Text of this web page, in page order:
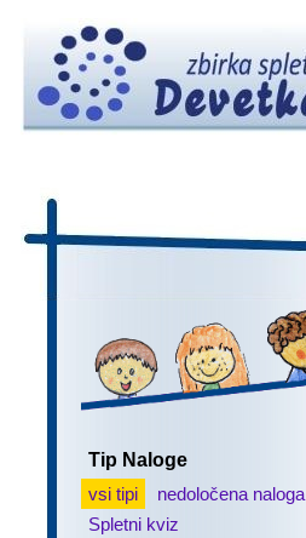
Tip Naloge
vsi tipi
nedoločena naloga
Spletni kviz